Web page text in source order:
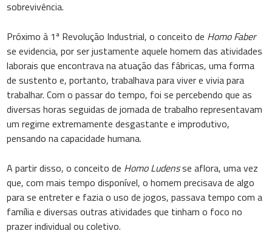
sobrevivência.
Próximo à 1ª Revolução Industrial, o conceito de Homo Faber
se evidencia, por ser justamente aquele homem das atividades
laborais que encontrava na atuação das fábricas, uma forma
de sustento e, portanto, trabalhava para viver e vivia para
trabalhar. Com o passar do tempo, foi se percebendo que as
diversas horas seguidas de jornada de trabalho representavam
um regime extremamente desgastante e improdutivo,
pensando na capacidade humana.
A partir disso, o conceito de Homo Ludensse aflora, uma vez
que, com mais tempo disponível, o homem precisava de algo
para se entreter e fazia o uso de jogos, passava tempo com a
família e diversas outras atividades que tinham o foco no
prazer individual ou coletivo.